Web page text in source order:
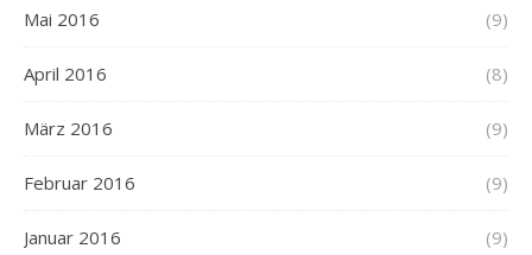
Mai 2016 (9)
April 2016 (8)
März 2016 (9)
Februar 2016 (9)
Januar 2016 (9)